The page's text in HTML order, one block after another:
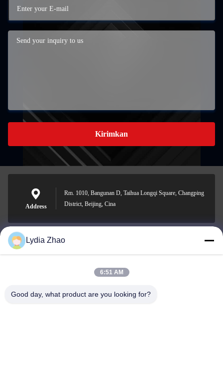
Kirimkan
Address
Rm. 1010, Bangunan D, Taihua Longqi Square, Changping
District, Beijing, Cina
jesingd@vip.sina.com
Lydia Zhao
6:51 AM
Good day, what product are you looking for?